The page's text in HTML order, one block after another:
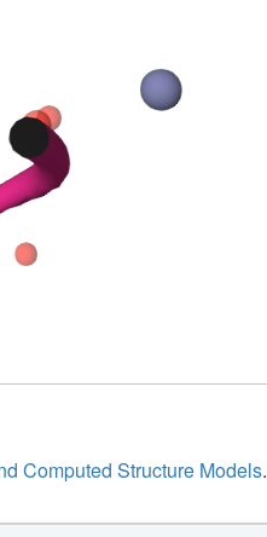
Computed Structure Models.